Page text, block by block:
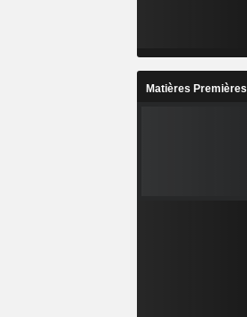
Matières Premières